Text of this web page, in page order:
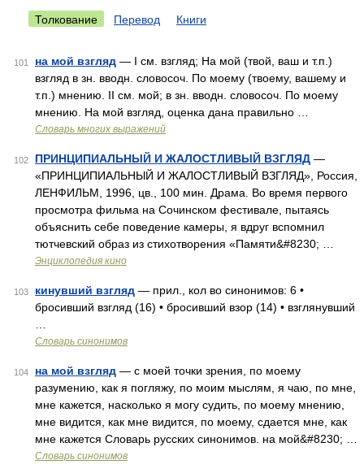
Толкование Перевод Книги
101 на мой взгляд — I см. взгляд; На мой (твой, ваш и т.п.)
взгляд в зн. вводн. словосоч. По моему (твоему, вашему и
т.п.) мнению. II см. мой; в зн. вводн. словосоч. По моему
мнению. На мой взгляд, оценка дана правильно …
Словарь многих выражений
102 ПРИНЦИПИАЛЬНЫЙ И ЖАЛОСТЛИВЫЙ ВЗГЛЯД —
«ПРИНЦИПИАЛЬНЫЙ И ЖАЛОСТЛИВЫЙ ВЗГЛЯД», Россия,
ЛЕНФИЛЬМ, 1996, цв., 100 мин. Драма. Во время первого
просмотра фильма на Сочинском фестивале, пытаясь
объяснить себе поведение камеры, я вдруг вспомнил
тютчевский образ из стихотворения «Памяти&#8230; …
Энциклопедия кино
103 кинувший взгляд — прил., кол во синонимов: 6 •
бросивший взгляд (16) • бросивший взор (14) • взглянувший
Словарь синонимов
104 на мой взгляд — с моей точки зрения, по моему
разумению, как я погляжу, по моим мыслям, я чаю, по мне,
мне кажется, насколько я могу судить, по моему мнению,
мне видится, как мне видится, по моему, сдается мне, как
мне кажется Словарь русских синонимов. на мой&#8230; …
Словарь синонимов